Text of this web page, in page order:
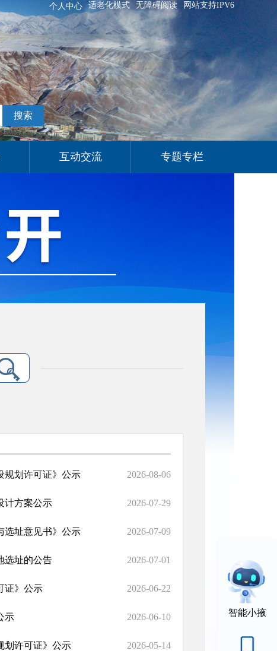
网站支持IPV6
无障碍阅读
适老化模式
个人中心
搜索
互动交流 专题专栏
智能小掖
规划许可证》公示 2026-08-06
计方案公示 2026-07-29
选址意见书》公示 2026-07-09
选址的公告 2026-07-01
证》公示 2026-06-22
示 2026-06-10
划许可证》公示 2026-05-14